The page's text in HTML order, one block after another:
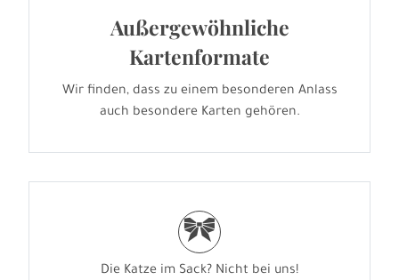
Außergewöhnliche
Kartenformate
Wir finden, dass zu einem besonderen Anlass
auch besondere Karten gehören.
r
Die Katze im Sack? Nicht bei uns!